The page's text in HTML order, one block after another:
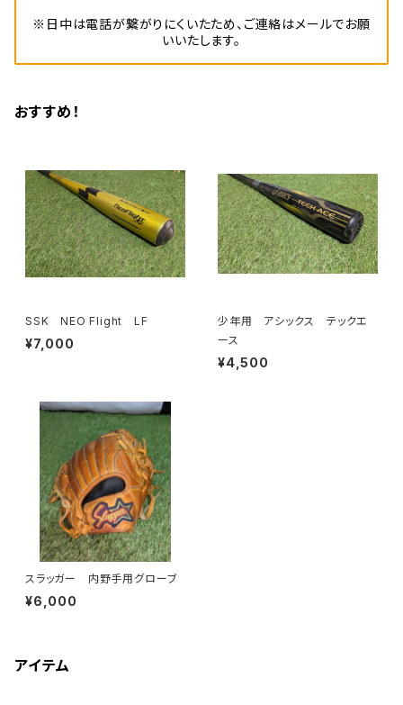
※日中は電話が繋がりにくいたため、ご連絡はメールでお願
いいたします。
おすすめ！
SSK NEO Flight LF
¥7,000
少年用 アシックス テックエ
ース
¥4,500
スラッガー 内野手用グローブ
¥6,000
アイテム